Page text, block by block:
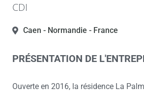
CDI
Caen - Normandie - France
PRÉSENTATION DE
Ouverte en 2016, la résidence La